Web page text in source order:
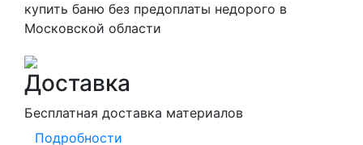
купить баню без предоплаты недорого в
Московской области
Доставка
Бесплатная доставка материалов
Подробности